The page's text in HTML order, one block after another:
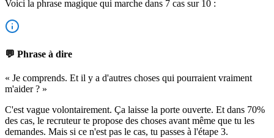
Voici la phrase magique qui marche dans 7 cas sur 10 :
💬 Phrase à dire
« Je comprends. Et il y a d'autres choses qui pourraient vraiment
m'aider ? »
C'est vague volontairement. Ça laisse la porte ouverte. Et dans 70%
des cas, le recruteur te propose des choses avant même que tu les
demandes. Mais si ce n'est pas le cas, tu passes à l'étape 3.